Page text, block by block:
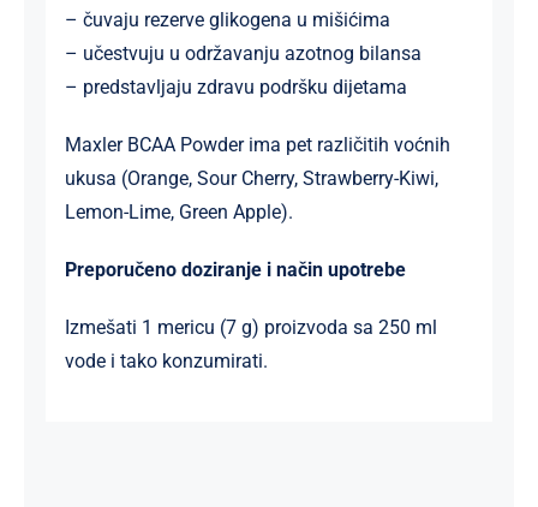
– čuvaju rezerve glikogena u mišićima
– učestvuju u održavanju azotnog bilansa
– predstavljaju zdravu podršku dijetama
Maxler BCAA Powder ima pet različitih voćnih
ukusa (Orange, Sour Cherry, Strawberry-Kiwi,
Lemon-Lime, Green Apple).
Preporučeno doziranje i način upotrebe
Izmešati 1 mericu (7 g) proizvoda sa 250 ml
vode i tako konzumirati.